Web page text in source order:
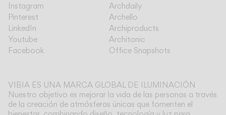
Instagram
Pinterest
LinkedIn
Youtube
Facebook
Archdaily
Archello
Archiproducts
Architonic
Office Snapshots
VIBIA ES UNA MARCA GLOBAL DE ILUMINACIÓN
Nuestro objetivo es mejorar la vida de las personas a través
de la creación de atmósferas únicas que fomenten el